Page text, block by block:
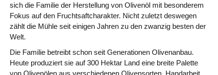
sich die Familie der Herstellung von Olivenöl mit besonderem
Fokus auf den Fruchtsaftcharakter. Nicht zuletzt deswegen
zählt die Mühle seit einigen Jahren zu den zwanzig besten der
Welt.
Die Familie betreibt schon seit Generationen Olivenanbau.
Heute produziert sie auf 300 Hektar Land eine breite Palette
von Olivenölen aus verschiedenen Olivensorten. Handarbeit